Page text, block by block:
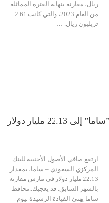
ريال، مقارنة بنهاية الفترة المماثلة
من العام 2023، والتي كانت 2.61
تريليون ريال. …
صافي الأصول الأجنبية تقفز لـ”ساما” إلى 22.13 مليار دولار
ارتفع صافي الأصول الأجنبية للبنك
المركزي السعودي – ساما، بمقدار
22.13 مليار دولار في مارس مقارنة
بالشهر السابق. قد يعجبك..محافظ
ساما يهنئ القيادة الرشيدة بيوم